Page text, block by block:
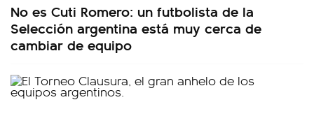
No es Cuti Romero: un futbolista de la
Selección argentina está muy cerca de
cambiar de equipo